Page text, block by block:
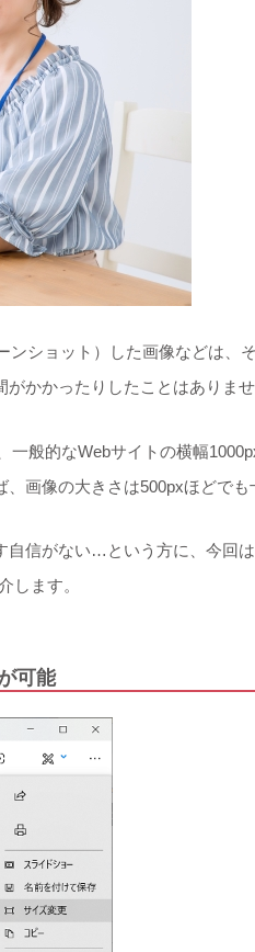
ショット）した画像などは、
かかったりしたことはありませ
般的なWebサイトの横幅
画像の大きさは500pxほどでも
信がない…という方に、今回
します。
可能